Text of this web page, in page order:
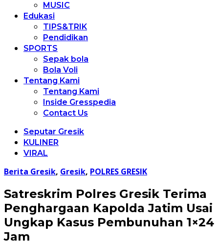
MUSIC
Edukasi
TIPS&TRIK
Pendidikan
SPORTS
Sepak bola
Bola Voli
Tentang Kami
Tentang Kami
Inside Gresspedia
Contact Us
Seputar Gresik
KULINER
VIRAL
Berita Gresik, Gresik, POLRES GRESIK
Satreskrim Polres Gresik Terima
Penghargaan Kapolda Jatim Usai
Ungkap Kasus Pembunuhan 1×24
Jam